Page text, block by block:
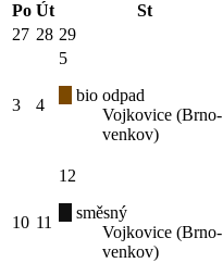
Po Út St
27 28 29
3 4
5
bio odpad
Vojkovice (Brno-
venkov)
10 11
12
směsný
Vojkovice (Brno-
venkov)